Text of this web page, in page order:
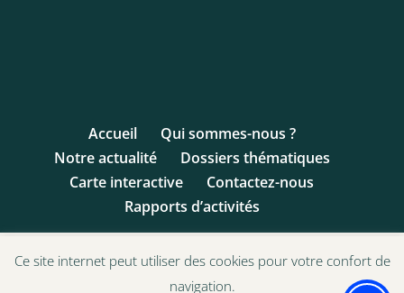
Accueil
Qui sommes-nous ?
Notre actualité
Dossiers thématiques
Carte interactive
Contactez-nous
Rapports d’activités
Ce site internet peut utiliser des cookies pour votre confort de
navigation.